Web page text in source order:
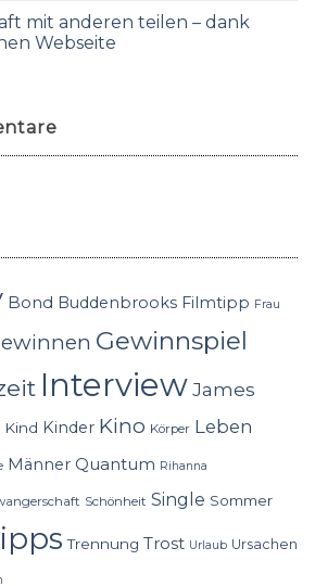
mit anderen teilen – dank
Webseite
Bond Buddenbrooks Filmtipp Frau
Gewinnspiel
InterviewJames
Kind Kinder Kino Körper Leben
Männer Quantum Rihanna
Schönheit Single Sommer
Trennung Trost Urlaub Ursachen